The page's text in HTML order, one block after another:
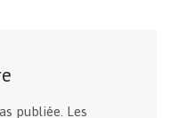
publiée. Les